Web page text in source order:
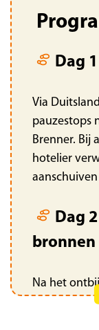
Dag
Via
pauzestops
Brenner. Bij
hotelier
Dag
bronnen
Na het
krijgen we